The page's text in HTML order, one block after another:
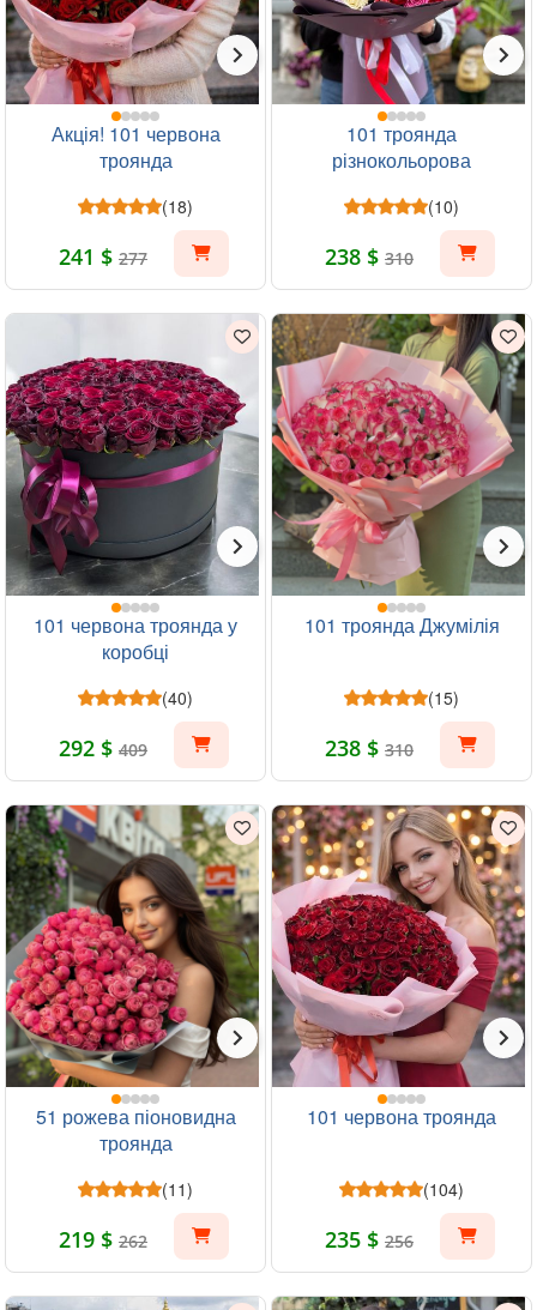
Акція! 101 червона
троянда
(18)
241 $ 277
101 троянда
різнокольорова
(10)
238 $ 310
101 червона троянда у
коробці
(40)
292 $ 409
101 троянда Джумілія
(15)
238 $ 310
51 рожева піоновидна
троянда
(11)
219 $ 262
101 червона троянда
(104)
235 $ 256